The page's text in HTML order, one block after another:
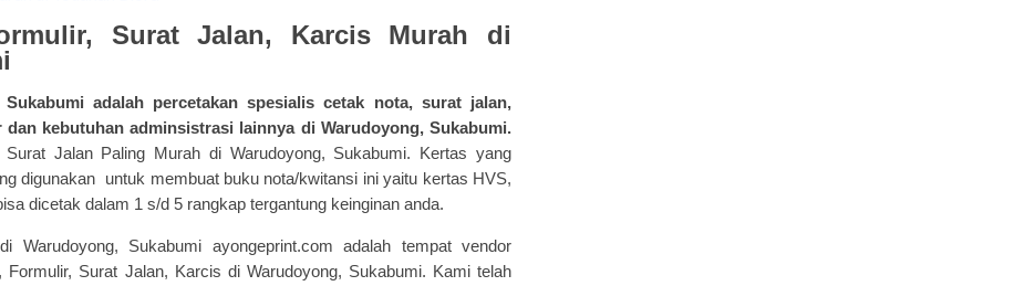
Surat Jalan, Karcis Murah di
Sukabumi adalah percetakan spesialiscetak nota, surat jalan,
kebutuhan adminsistrasi lainnya di Warudoyong, Sukabumi.
Jalan Paling Murah di Warudoyong, Sukabumi. Kertas yang
digunakan untuk membuat buku nota/kwitansi ini yaitu kertas HVS,
dicetak dalam 1 s/d 5 rangkap tergantung keinginan anda.
Warudoyong, Sukabumi ayongeprint.com adalah tempat vendor
Surat Jalan, Karcis di Warudoyong, Sukabumi. Kami telah